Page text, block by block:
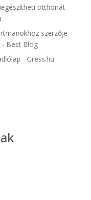
otthonát
szerzője
Best Blog
- Gress.hu